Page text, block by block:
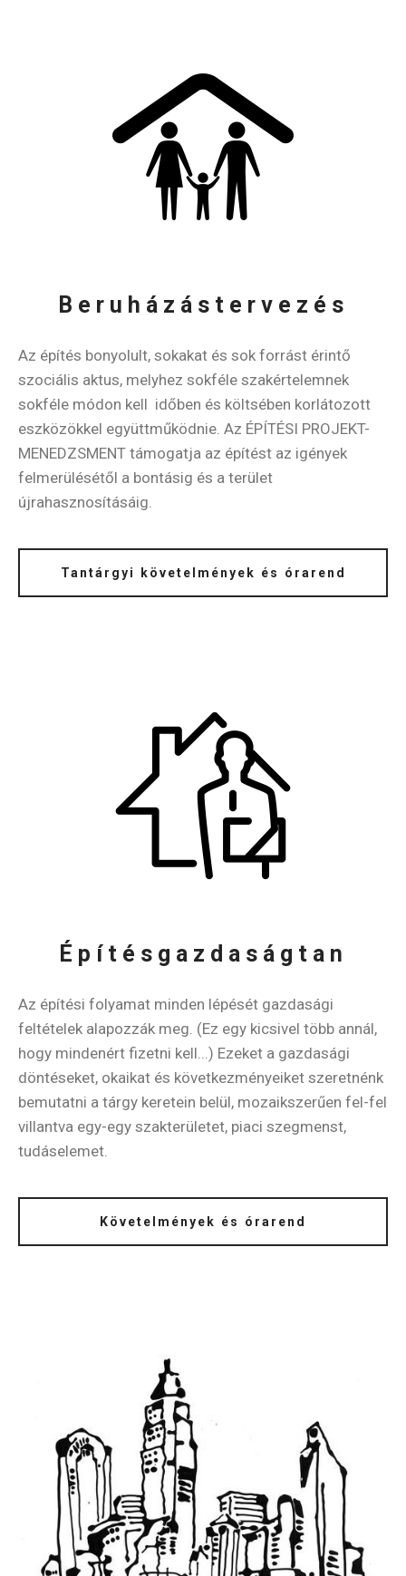
Beruházástervezés
Az építés bonyolult, sokakat és sok forrást érintő
szociális aktus, melyhez sokféle szakértelemnek
sokféle módon kell időben és költsében korlátozott
eszközökkel együttműködnie. Az ÉPÍTÉSI PROJEKT-
MENEDZSMENT támogatja az építést az igények
felmerülésétől a bontásig és a terület
újrahasznosításáig.
Tantárgyi követelmények és órarend
Építésgazdaságtan
Az építési folyamat minden lépését gazdasági
feltételek alapozzák meg. (Ez egy kicsivel több annál,
hogy mindenért fizetni kell...) Ezeket a gazdasági
döntéseket, okaikat és következményeiket szeretnénk
bemutatni a tárgy keretein belül, mozaikszerűen fel-fel
villantva egy-egy szakterületet, piaci szegmenst,
tudáselemet.
Követelmények és órarend